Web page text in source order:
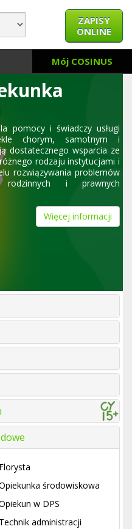
ZAPISY
ONLINE
Mój COSINUS
pomocy i świadczy usługi
chorym, samotnym i
dostatecznego wsparcia ze
rodzaju instytucjami i
rozwiązywania problemów
rodzinnych i prawnych
Więcej informacji
Florysta
środowiskowa
w DPS
Technik administracji